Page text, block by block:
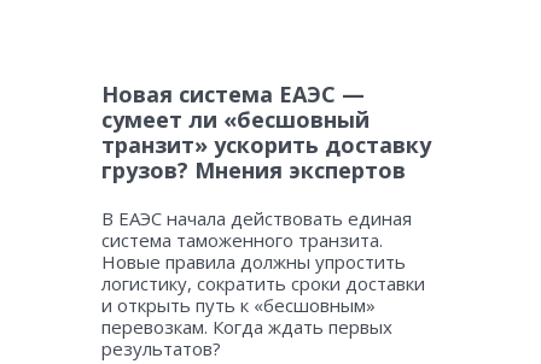
Новая система ЕАЭС —
сумеет ли «бесшовный
транзит» ускорить доставку
грузов? Мнения экспертов
В ЕАЭС начала действовать единая
система таможенного транзита.
Новые правила должны упростить
логистику, сократить сроки доставки
и открыть путь к «бесшовным»
перевозкам. Когда ждать первых
результатов?